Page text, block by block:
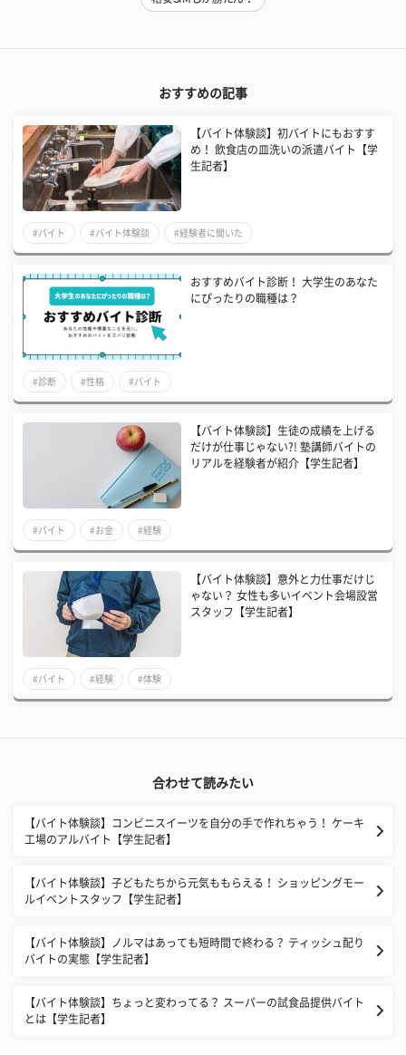
おすすめの記事
【バイト体験談】初バイトにもおすす
め！ 飲食店の皿洗いの派遣バイト【学
生記者】
#バイト #バイト体験談 #経験者に聞いた
おすすめバイト診断！ 大学生のあなた
にぴったりの職種は？
#診断 #性格 #バイト
【バイト体験談】生徒の成績を上げる
だけが仕事じゃない?! 塾講師バイトの
リアルを経験者が紹介【学生記者】
#バイト #お金 #経験
【バイト体験談】意外と力仕事だけじ
ゃない？ 女性も多いイベント会場設営
スタッフ【学生記者】
#バイト #経験 #体験
合わせて読みたい
【バイト体験談】コンビニスイーツを自分の手で作れちゃう！ ケーキ
工場のアルバイト【学生記者】
【バイト体験談】子どもたちから元気ももらえる！ ショッピングモー
ルイベントスタッフ【学生記者】
【バイト体験談】ノルマはあっても短時間で終わる？ ティッシュ配り
バイトの実態【学生記者】
【バイト体験談】ちょっと変わってる？ スーパーの試食品提供バイト
とは【学生記者】